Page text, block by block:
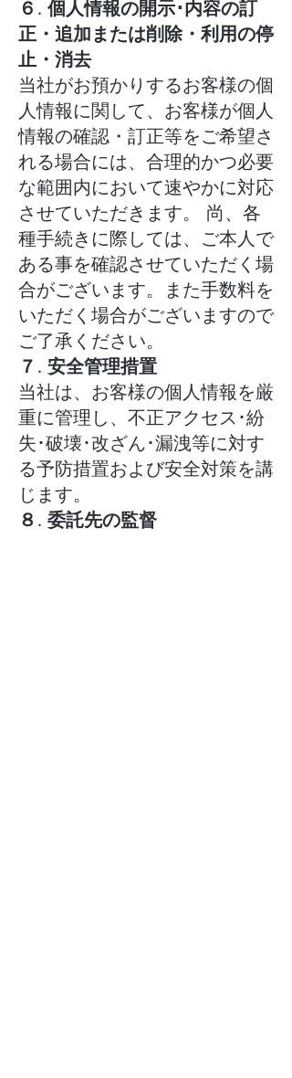
６. 個人情報の開示･内容の訂
正・追加または削除・利用の停
止・消去
当社がお預かりするお客様の個
人情報に関して、お客様が個人
情報の確認・訂正等をご希望さ
れる場合には、合理的かつ必要
な範囲内において速やかに対応
させていただきます。 尚、各
種手続きに際しては、ご本人で
ある事を確認させていただく場
合がございます。また手数料を
いただく場合がございますので
ご了承ください。
７. 安全管理措置
当社は、お客様の個人情報を厳
重に管理し、不正アクセス･紛
失･破壊･改ざん･漏洩等に対す
る予防措置および安全対策を講
じます。
８. 委託先の監督